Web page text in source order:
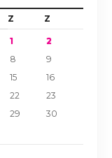
Z Z
1
2
8
9
15
16
22
23
29
30